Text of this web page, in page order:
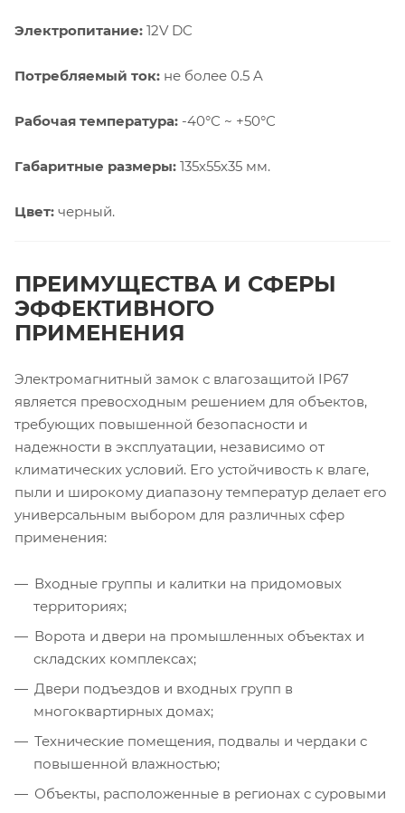
Электропитание: 12V DC
Потребляемый ток: не более 0.5 A
Рабочая температура: -40°С ~ +50°С
Габаритные размеры: 135х55х35 мм.
Цвет: черный.
ПРЕИМУЩЕСТВА И СФЕРЫ
ЭФФЕКТИВНОГО
ПРИМЕНЕНИЯ
Электромагнитный замок с влагозащитой IP67
является превосходным решением для объектов,
требующих повышенной безопасности и
надежности в эксплуатации, независимо от
климатических условий. Его устойчивость к влаге,
пыли и широкому диапазону температур делает его
универсальным выбором для различных сфер
применения:
Входные группы и калитки на придомовых
территориях;
Ворота и двери на промышленных объектах и
складских комплексах;
Двери подъездов и входных групп в
многоквартирных домах;
Технические помещения, подвалы и чердаки с
повышенной влажностью;
Объекты, расположенные в регионах с суровыми